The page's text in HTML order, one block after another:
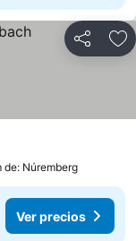
Compartir
de: Núremberg
Ver precios